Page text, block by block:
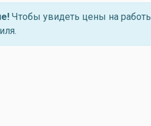
Чтобы увидеть цены на